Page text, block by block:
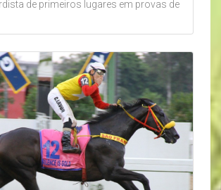
de primeiros lugares em provas de